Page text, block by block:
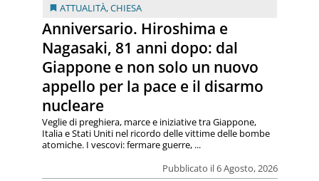
ATTUALITÀ,CHIESA
Anniversario. Hiroshima e
Nagasaki, 81 anni dopo: dal
Giappone e non solo un nuovo
appello per la pace e il disarmo
nucleare
Pubblicato il 6 Agosto, 2026
Veglie di preghiera, marce e iniziative tra Giappone,
Italia e Stati Uniti nel ricordo delle vittime delle bombe
atomiche. I vescovi: fermare guerre, ...